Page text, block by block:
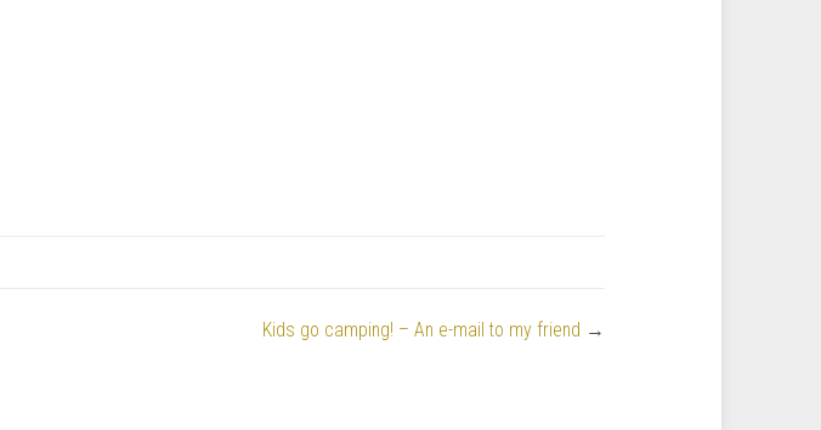
Kids go camping! – An e-mail to my friend →